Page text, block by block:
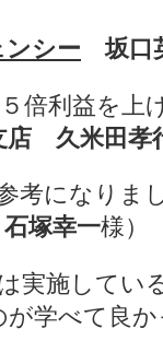
ンシー 坂口
倍利益を上
店 久米田孝
考になりま
石塚幸一様）
実施してい
学べて良